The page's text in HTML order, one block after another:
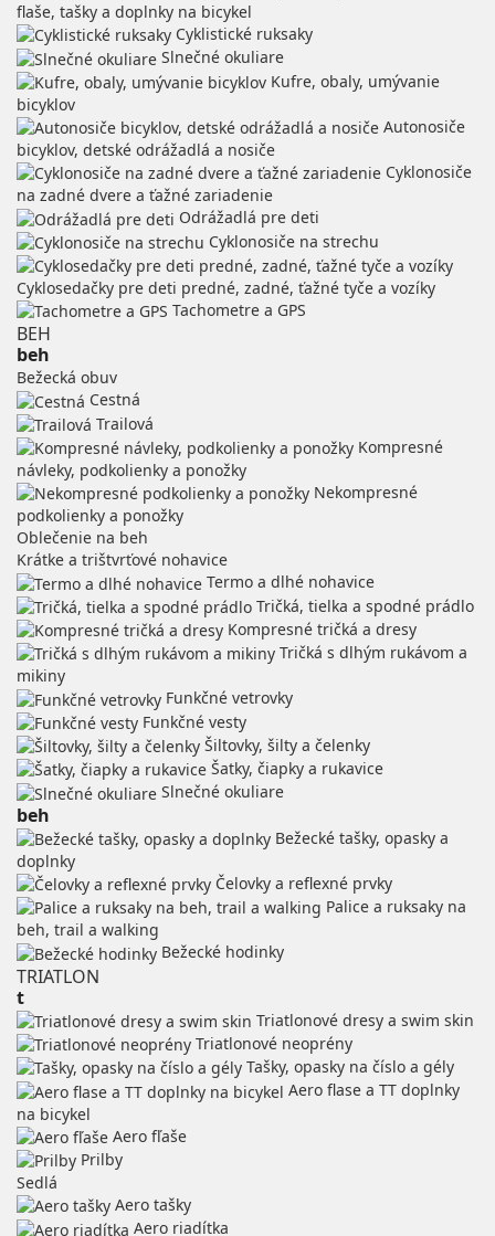
flaše, tašky a doplnky na bicykel
Cyklistické ruksaky
Slnečné okuliare
Kufre, obaly, umývanie
bicyklov
Autonosiče
bicyklov, detské odrážadlá a nosiče
Cyklonosiče
na zadné dvere a ťažné zariadenie
Odrážadlá pre deti
Cyklonosiče na strechu
Cyklosedačky pre deti predné, zadné, ťažné tyče a vozíky
Tachometre a GPS
BEH
beh
Bežecká obuv
Cestná
Trailová
Kompresné
návleky, podkolienky a ponožky
Nekompresné
podkolienky a ponožky
Oblečenie na beh
Krátke a trištvrťové nohavice
Termo a dlhé nohavice
Tričká, tielka a spodné prádlo
Kompresné tričká a dresy
Tričká s dlhým rukávom a
mikiny
Funkčné vetrovky
Funkčné vesty
Šiltovky, šilty a čelenky
Šatky, čiapky a rukavice
Slnečné okuliare
beh
Bežecké tašky, opasky a
doplnky
Čelovky a reflexné prvky
Palice a ruksaky na
beh, trail a walking
Bežecké hodinky
TRIATLON
t
Triatlonové dresy a swim skin
Triatlonové neoprény
Tašky, opasky na číslo a gély
Aero flase a TT doplnky
na bicykel
Aero fľaše
Prilby
Sedlá
Aero tašky
Aero riadítka